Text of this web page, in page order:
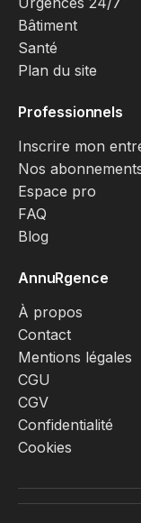
Bâtiment
Santé
Plan du site
Professionnels
Inscrire mon
Nos
Espace pro
FAQ
Blog
AnnuRgence
À propos
Contact
Mentions légales
CGU
CGV
Confidentialité
Cookies